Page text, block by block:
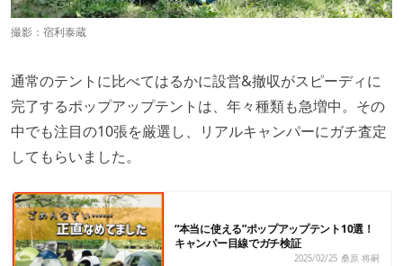
撮影：宿利泰蔵
通常のテントに比べてはるかに設営&撤収がスピーディに
完了するポップアップテントは、年々種類も急増中。その
中でも注目の10張を厳選し、リアルキャンパーにガチ査定
してもらいました。
“本当に使える”ポップアップテント10選！
キャンパー目線でガチ検証
2025/02/25 桑原 将嗣